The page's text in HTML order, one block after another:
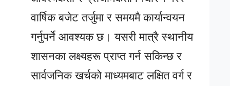
वार्षिक बजेट तर्जुमा र समयमै कार्यान्वयन
गर्नुपर्ने आवश्यक छ। यसरी मात्रै स्थानीय
शासनका लक्ष्यहरू प्राप्त गर्न सकिन्छ र
सार्वजनिक खर्चको माध्यमबाट लक्षित वर्ग र